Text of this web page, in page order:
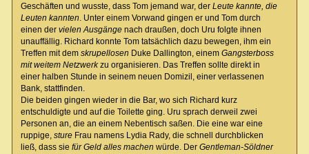
Geschäften und wusste, dass Tom jemand war, der Leute kannte, die
Leuten kannten . Unter einem Vorwand gingen er und Tom durch
einen der vielen Ausgängenach draußen, doch Uru folgte ihnen
unauffällig. Richard konnte Tom tatsächlich dazu bewegen, ihm ein
Treffen mit dem skrupellosen Duke Dallington, einem Gangsterboss
mit weitem Netzwerkzu organisieren. Das Treffen sollte direkt in
einer halben Stunde in seinem neuen Domizil, einer verlassenen
Bank, stattfinden.
Die beiden gingen wieder in die Bar, wo sich Richard kurz
entschuldigte und auf die Toilette ging. Uru sprach derweil zwei
Personen an, die an einem Nebentisch saßen. Die eine war eine
ruppige, stureFrau namens Lydia Rady, die schnell durchblicken
ließ, dass sie für Geld alles machen würde. Der Gentleman-Söldner